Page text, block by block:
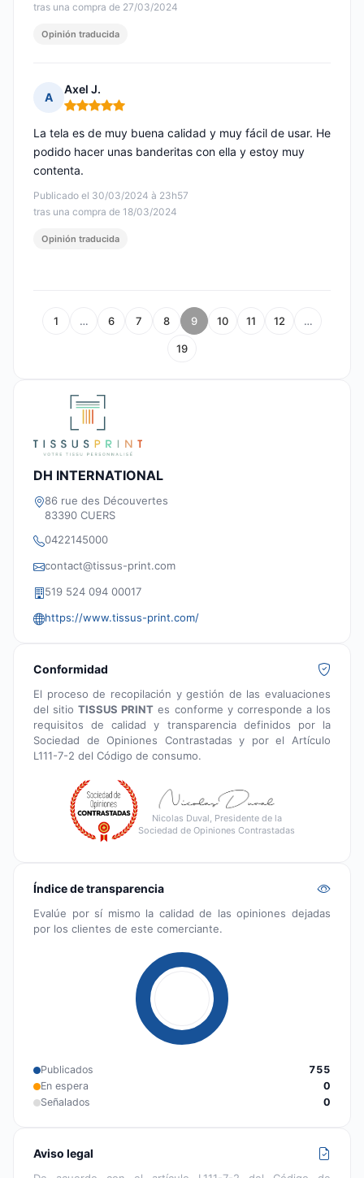
tras una compra de 27/03/2024
Opinión traducida
A
Axel J.
Nota: 5 de 5
Publicado el 30/03/2024 à 23h57
tras una compra de 18/03/2024
La tela es de muy buena calidad y muy fácil de usar. He
podido hacer unas banderitas con ella y estoy muy
contenta.
Opinión traducida
1 … 6 7 8 9 10 11 12 …
19
DH INTERNATIONAL
86 rue des Découvertes
83390 CUERS
0422145000
contact@tissus-print.com
519 524 094 00017
https://www.tissus-print.com/
Conformidad
El proceso de recopilación y gestión de las evaluaciones
del sitioTISSUS PRINT es conforme y corresponde a los
requisitos de calidad y transparencia definidos por la
Sociedad de Opiniones Contrastadas y por el Artículo
L111-7-2 del Código de consumo.
Nicolas Duval, Presidente de la
Sociedad de Opiniones Contrastadas
Índice de transparencia
Evalúe por sí mismo la calidad de las opiniones dejadas
por los clientes de este comerciante.
Publicados
755
En espera
0
Señalados
0
Aviso legal